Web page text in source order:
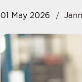
01 May 2026